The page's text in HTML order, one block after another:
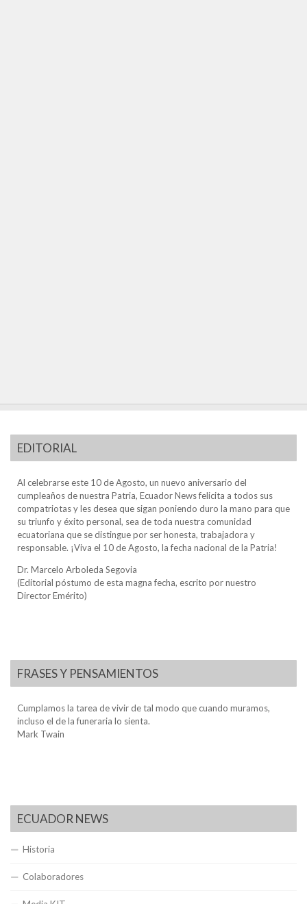
EDITORIAL
Al celebrarse este 10 de Agosto, un nuevo aniversario del
cumpleaños de nuestra Patria, Ecuador News felicita a todos sus
compatriotas y les desea que sigan poniendo duro la mano para que
su triunfo y éxito personal, sea de toda nuestra comunidad
ecuatoriana que se distingue por ser honesta, trabajadora y
responsable. ¡Viva el 10 de Agosto, la fecha nacional de la Patria!
Dr. Marcelo Arboleda Segovia
(Editorial póstumo de esta magna fecha, escrito por nuestro
Director Emérito)
FRASES Y PENSAMIENTOS
Cumplamos la tarea de vivir de tal modo que cuando muramos,
incluso el de la funeraria lo sienta.
Mark Twain
ECUADOR NEWS
Historia
Colaboradores